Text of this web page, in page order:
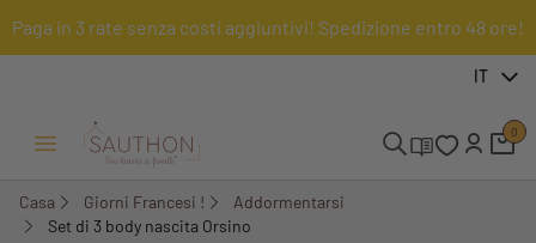
Paga in 3 rate senza costi aggiuntivi! Spedizione entro 48 ore!
IT
Menu Apri/Chiudi
0
Casa Giorni Francesi !
Addormentarsi
Set di 3 body nascita Orsino
-18,01%